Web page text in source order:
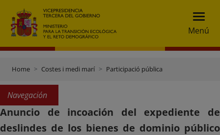
Menú
Home Costes i medi marí Participació pública
Navegación
Anuncio de incoación del expediente de
deslindes de los bienes de dominio público